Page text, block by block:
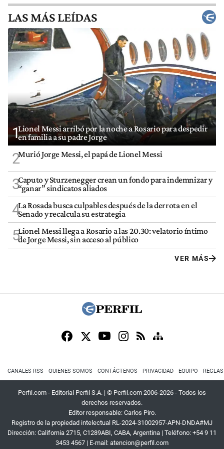
LAS MÁS LEÍDAS
1Lionel Messi arribó por la noche a Rosario para despedir
en familia a su padre Jorge
2Murió Jorge Messi, el papá de Lionel Messi
3Caputo y Sturzenegger crean un fondo para indemnizar y
“ganar” sindicatos aliados
4La Rosada busca culpables después de la derrota en el
Senado y recalcula su estrategia
5Lionel Messi llega a Rosario a las 20.30: velatorio íntimo
de Jorge Messi, sin acceso al público
VER MÁS
CANALES RSS QUIENES SOMOS CONTÁCTENOS PRIVACIDAD EQUIPO
Perfil.com - Editorial Perfil S.A. | © Perfil.com 2006-2026 - Todos los
derechos reservados.
Editor responsable: Carlos Piro.
Registro de la propiedad intelectual RL-2024-31002957-APN-DNDA#MJ
Dirección: California 2715, C1289ABI, CABA, Argentina | Teléfono: +54 9 11
3453 4567 | E-mail: atencion@perfil.com